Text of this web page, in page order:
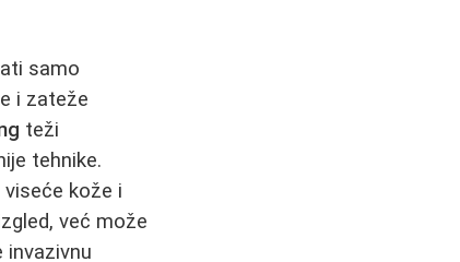
samo
i zateže
teži
tehnike.
kože i
već može
invazivnu